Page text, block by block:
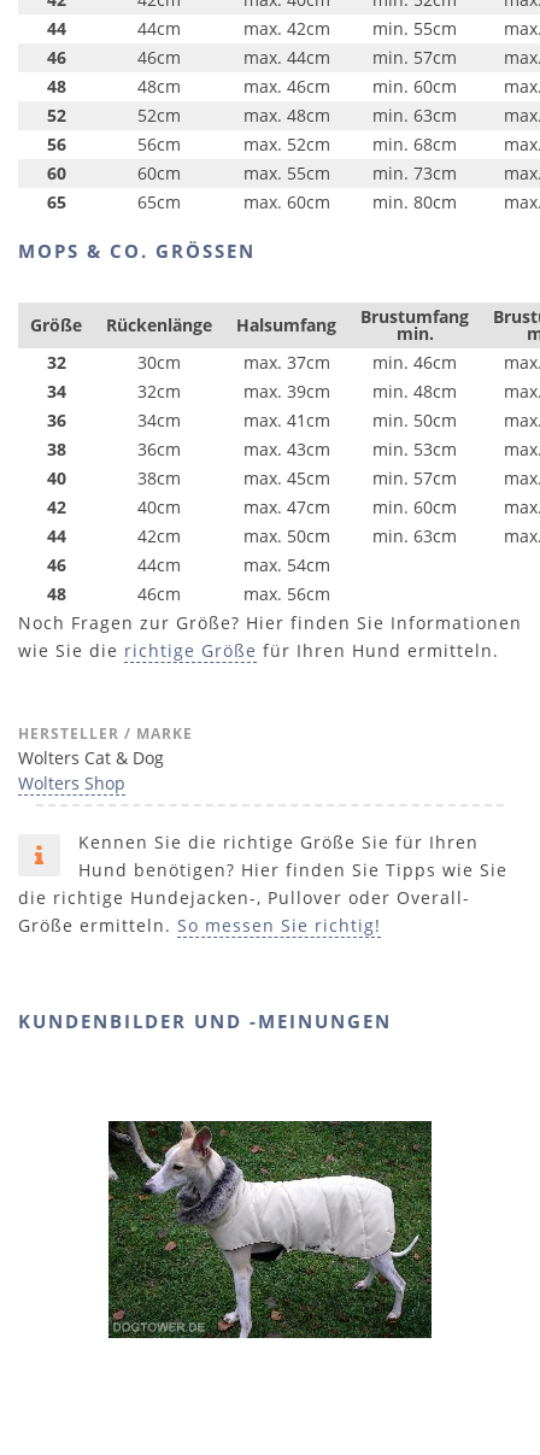
44
44cm max. 42cm min. 55cm
46
46cm max. 44cm min. 57cm
48
48cm max. 46cm min. 60cm
52
52cm max. 48cm min. 63cm
56
56cm max. 52cm min. 68cm
60
60cm max. 55cm min. 73cm
65
65cm max. 60cm min. 80cm
MOPS & CO. GRÖSSEN
Größe Rückenlänge Halsumfang Brustumfang
min.
32
30cm max. 37cm min. 46cm
34
32cm max. 39cm min. 48cm
36
34cm max. 41cm min. 50cm
38
36cm max. 43cm min. 53cm
40
38cm max. 45cm min. 57cm
42
40cm max. 47cm min. 60cm
44
42cm max. 50cm min. 63cm
46
44cm
max. 54cm
48
46cm
max. 56cm
Noch Fragen zur Größe? Hier finden Sie Informationen
wie Sie die richtige Größe für Ihren Hund ermitteln.
HERSTELLER / MARKE
Wolters Cat & Dog
Wolters Shop
Kennen Sie die richtige Größe Sie für Ihren
Hund benötigen? Hier finden Sie Tipps wie Sie
die richtige Hundejacken-, Pullover oder Overall-
Größe ermitteln. So messen Sie richtig!
KUNDENBILDER UND -MEINUNGEN